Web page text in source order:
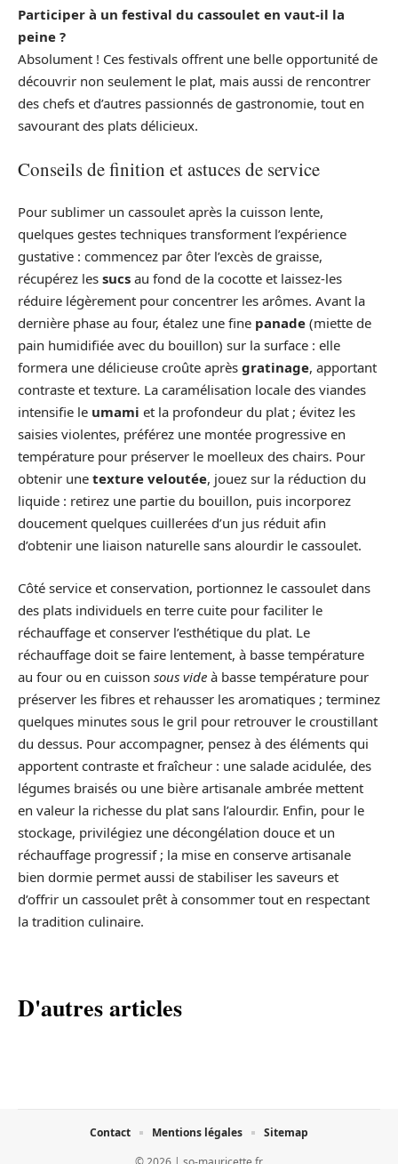
Participer à un festival du cassoulet en vaut-il la
peine ?
Absolument ! Ces festivals offrent une belle opportunité de
découvrir non seulement le plat, mais aussi de rencontrer
des chefs et d’autres passionnés de gastronomie, tout en
savourant des plats délicieux.
Conseils de finition et astuces de service
Pour sublimer un cassoulet après la cuisson lente,
quelques gestes techniques transforment l’expérience
gustative : commencez par ôter l’excès de graisse,
récupérez les sucs au fond de la cocotte et laissez-les
réduire légèrement pour concentrer les arômes. Avant la
dernière phase au four, étalez une fine panade (miette de
pain humidifiée avec du bouillon) sur la surface : elle
formera une délicieuse croûte après gratinage, apportant
contraste et texture. La caramélisation locale des viandes
intensifie le umami et la profondeur du plat ; évitez les
saisies violentes, préférez une montée progressive en
température pour préserver le moelleux des chairs. Pour
obtenir une texture veloutée, jouez sur la réduction du
liquide : retirez une partie du bouillon, puis incorporez
doucement quelques cuillerées d’un jus réduit afin
d’obtenir une liaison naturelle sans alourdir le cassoulet.
Côté service et conservation, portionnez le cassoulet dans
des plats individuels en terre cuite pour faciliter le
réchauffage et conserver l’esthétique du plat. Le
réchauffage doit se faire lentement, à basse température
au four ou en cuisson sous vide à basse température pour
préserver les fibres et rehausser les aromatiques ; terminez
quelques minutes sous le gril pour retrouver le croustillant
du dessus. Pour accompagner, pensez à des éléments qui
apportent contraste et fraîcheur : une salade acidulée, des
légumes braisés ou une bière artisanale ambrée mettent
en valeur la richesse du plat sans l’alourdir. Enfin, pour le
stockage, privilégiez une décongélation douce et un
réchauffage progressif ; la mise en conserve artisanale
bien dormie permet aussi de stabiliser les saveurs et
d’offrir un cassoulet prêt à consommer tout en respectant
la tradition culinaire.
D'autres articles
Contact Mentions légales Sitemap